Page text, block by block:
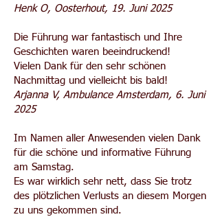
Henk O, Oosterhout, 19. Juni 2025
Die Führung war fantastisch und Ihre
Geschichten waren beeindruckend!
Vielen Dank für den sehr schönen
Nachmittag und vielleicht bis bald!
Arjanna V, Ambulance Amsterdam, 6. Juni
2025
Im Namen aller Anwesenden vielen Dank
für die schöne und informative Führung
am Samstag.
Es war wirklich sehr nett, dass Sie trotz
des plötzlichen Verlusts an diesem Morgen
zu uns gekommen sind.